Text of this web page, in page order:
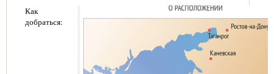
Как
добраться: